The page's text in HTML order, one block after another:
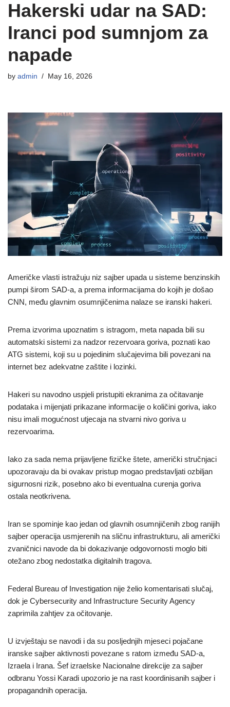
Hakerski udar na SAD:
Iranci pod sumnjom za
napade
by admin May 16, 2026
Američke vlasti istražuju niz sajber upada u sisteme benzinskih
pumpi širom SAD-a, a prema informacijama do kojih je došao
CNN, među glavnim osumnjičenima nalaze se iranski hakeri.
Prema izvorima upoznatim s istragom, meta napada bili su
automatski sistemi za nadzor rezervoara goriva, poznati kao
ATG sistemi, koji su u pojedinim slučajevima bili povezani na
internet bez adekvatne zaštite i lozinki.
Hakeri su navodno uspjeli pristupiti ekranima za očitavanje
podataka i mijenjati prikazane informacije o količini goriva, iako
nisu imali mogućnost utjecaja na stvarni nivo goriva u
rezervoarima.
Iako za sada nema prijavljene fizičke štete, američki stručnjaci
upozoravaju da bi ovakav pristup mogao predstavljati ozbiljan
sigurnosni rizik, posebno ako bi eventualna curenja goriva
ostala neotkrivena.
Iran se spominje kao jedan od glavnih osumnjičenih zbog ranijih
sajber operacija usmjerenih na sličnu infrastrukturu, ali američki
zvaničnici navode da bi dokazivanje odgovornosti moglo biti
otežano zbog nedostatka digitalnih tragova.
Federal Bureau of Investigation nije želio komentarisati slučaj,
dok je Cybersecurity and Infrastructure Security Agency
zaprimila zahtjev za očitovanje.
U izvještaju se navodi i da su posljednjih mjeseci pojačane
iranske sajber aktivnosti povezane s ratom između SAD-a,
Izraela i Irana. Šef izraelske Nacionalne direkcije za sajber
odbranu Yossi Karadi upozorio je na rast koordinisanih sajber i
propagandnih operacija.